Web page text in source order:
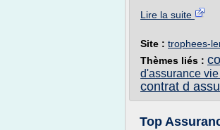
Lire la suite
Site : trophees-
Thèmes liés :
d'assurance
contrat d
Top